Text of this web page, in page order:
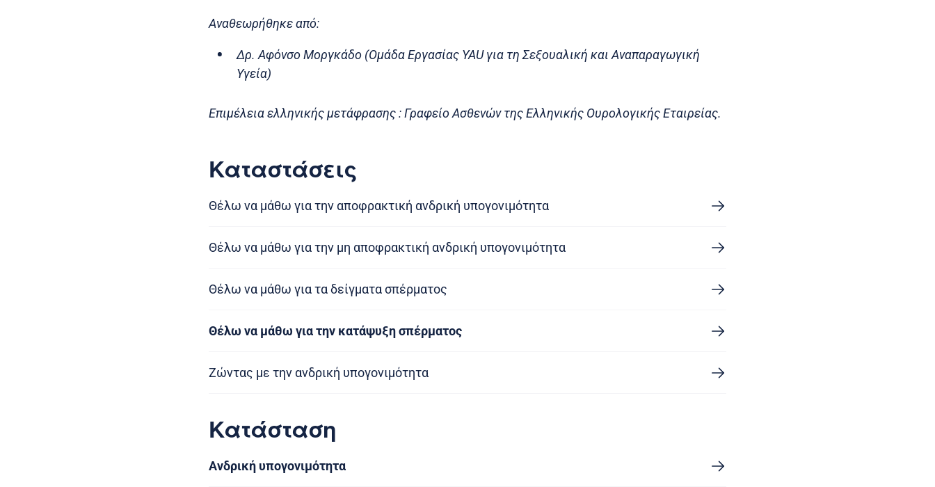
Αναθεωρήθηκε από:
Δρ. Αφόνσο Μοργκάδο (Ομάδα Εργασίας YAU για τη Σεξουαλική και Αναπαραγωγική
Υγεία)
Επιμέλεια ελληνικής μετάφρασης : Γραφείο Ασθενών της Ελληνικής Ουρολογικής Εταιρείας.
Καταστάσεις
Θέλω να μάθω για την αποφρακτική ανδρική υπογονιμότητα
Θέλω να μάθω για την μη αποφρακτική ανδρική υπογονιμότητα
Θέλω να μάθω για τα δείγματα σπέρματος
Θέλω να μάθω για την κατάψυξη σπέρματος
Ζώντας με την ανδρική υπογονιμότητα
Κατάσταση
Ανδρική υπογονιμότητα